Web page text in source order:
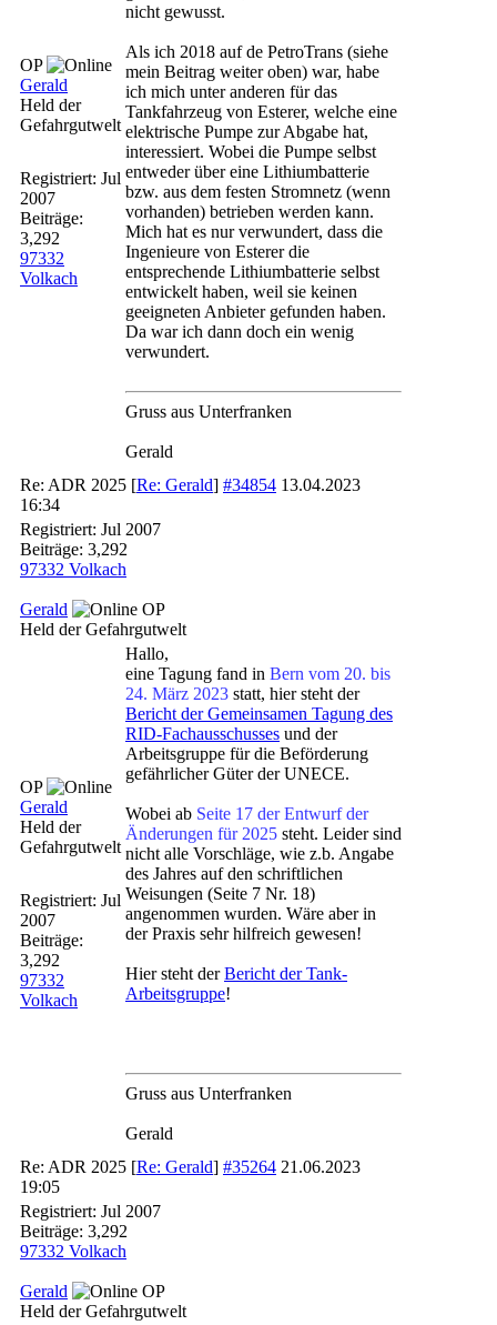
OP
Gerald
Held der
Gefahrgutwelt
Registriert: Jul
2007
Beiträge:
3,292
97332
Volkach
nicht gewusst.
Als ich 2018 auf de PetroTrans (siehe
mein Beitrag weiter oben) war, habe
ich mich unter anderen für das
Tankfahrzeug von Esterer, welche eine
elektrische Pumpe zur Abgabe hat,
interessiert. Wobei die Pumpe selbst
entweder über eine Lithiumbatterie
bzw. aus dem festen Stromnetz (wenn
vorhanden) betrieben werden kann.
Mich hat es nur verwundert, dass die
Ingenieure von Esterer die
entsprechende Lithiumbatterie selbst
entwickelt haben, weil sie keinen
geeigneten Anbieter gefunden haben.
Da war ich dann doch ein wenig
verwundert.
Gruss aus Unterfranken
Gerald
Re: ADR 2025 [Re: Gerald] #34854 13.04.2023
16:34
Registriert: Jul 2007
Beiträge: 3,292
97332 Volkach
Gerald
OP
Held der Gefahrgutwelt
OP
Gerald
Held der
Gefahrgutwelt
Registriert: Jul
2007
Beiträge:
3,292
97332
Volkach
Hallo,
eine Tagung fand in Bern vom 20. bis
24. März 2023 statt, hier steht der
Bericht der Gemeinsamen Tagung des
RID-Fachausschusses und der
Arbeitsgruppe für die Beförderung
gefährlicher Güter der UNECE.
Wobei ab Seite 17 der Entwurf der
Änderungen für 2025 steht. Leider sind
nicht alle Vorschläge, wie z.b. Angabe
des Jahres auf den schriftlichen
Weisungen (Seite 7 Nr. 18)
angenommen wurden. Wäre aber in
der Praxis sehr hilfreich gewesen!
Hier steht derBericht der Tank-
Arbeitsgruppe!
Gruss aus Unterfranken
Gerald
Re: ADR 2025 [Re: Gerald] #35264 21.06.2023
19:05
Registriert: Jul 2007
Beiträge: 3,292
97332 Volkach
Gerald
OP
Held der Gefahrgutwelt